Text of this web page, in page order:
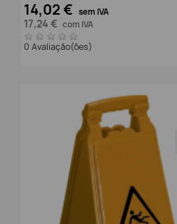
14,02 € sem IVA
17,24 € com IVA
0 Avaliação(ões)